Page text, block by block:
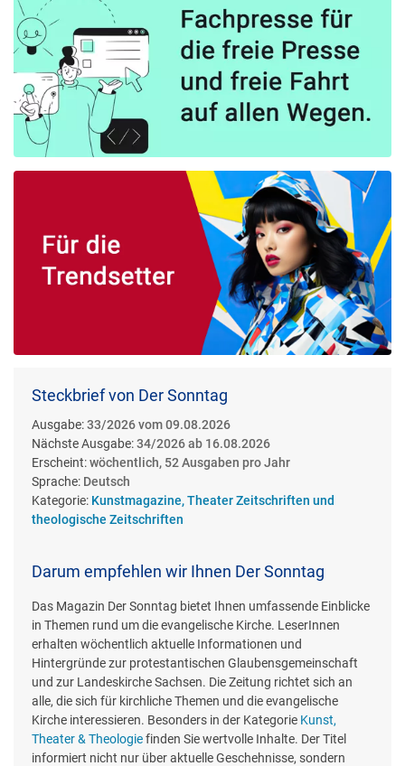
Steckbrief von Der Sonntag
Ausgabe:33/2026 vom 09.08.2026
Nächste Ausgabe:34/2026 ab 16.08.2026
Erscheint:wöchentlich, 52 Ausgaben pro Jahr
Sprache: Deutsch
Kategorie: Kunstmagazine, Theater Zeitschriften und
theologische Zeitschriften
Darum empfehlen wir Ihnen Der Sonntag
Das Magazin Der Sonntag bietet Ihnen umfassende Einblicke
in Themen rund um die evangelische Kirche. LeserInnen
erhalten wöchentlich aktuelle Informationen und
Hintergründe zur protestantischen Glaubensgemeinschaft
und zur Landeskirche Sachsen. Die Zeitung richtet sich an
alle, die sich für kirchliche Themen und die evangelische
Kirche interessieren. Besonders in der Kategorie Kunst,
Theater & Theologiefinden Sie wertvolle Inhalte. Der Titel
informiert nicht nur über aktuelle Geschehnisse, sondern